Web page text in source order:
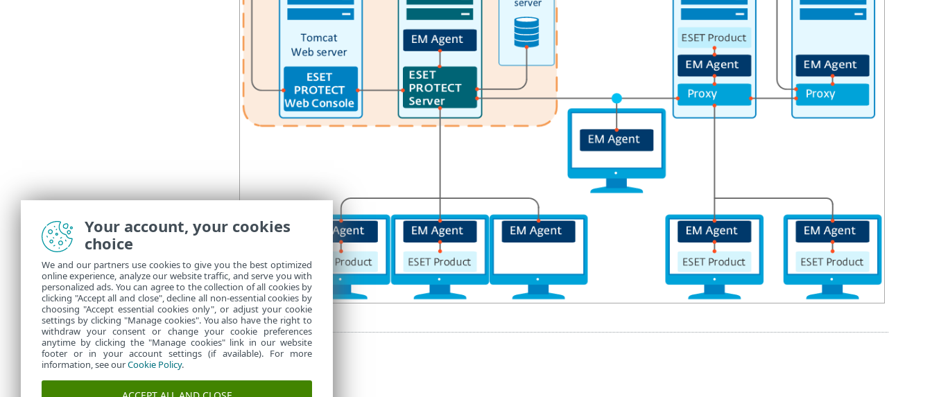
Your account, your cookies
choice
We and our partners use cookies to give you the best optimized
online experience, analyze our website traffic, and serve you with
personalized ads. You can agree to the collection of all cookies by
clicking "Accept all and close", decline all non-essential cookies by
choosing "Accept essential cookies only", or adjust your cookie
settings by clicking "Manage cookies". You also have the right to
withdraw your consent or change your cookie preferences
anytime by clicking the "Manage cookies" link in our website
footer or in your account settings (if available). For more
information, see ourCookie Policy.